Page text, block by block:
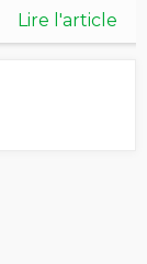
Lire l'article